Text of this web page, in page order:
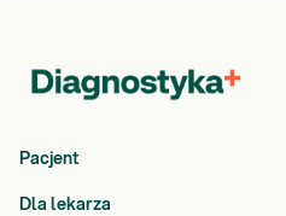
Pacjent
Dla lekarza